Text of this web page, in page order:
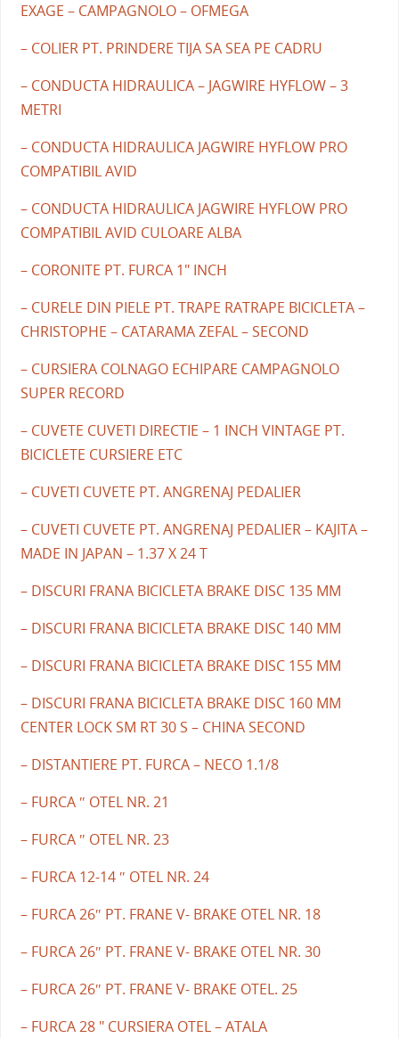
EXAGE – CAMPAGNOLO – OFMEGA
– COLIER PT. PRINDERE TIJA SA SEA PE CADRU
– CONDUCTA HIDRAULICA – JAGWIRE HYFLOW – 3
METRI
– CONDUCTA HIDRAULICA JAGWIRE HYFLOW PRO
COMPATIBIL AVID
– CONDUCTA HIDRAULICA JAGWIRE HYFLOW PRO
COMPATIBIL AVID CULOARE ALBA
– CORONITE PT. FURCA 1" INCH
– CURELE DIN PIELE PT. TRAPE RATRAPE BICICLETA –
CHRISTOPHE – CATARAMA ZEFAL – SECOND
– CURSIERA COLNAGO ECHIPARE CAMPAGNOLO
SUPER RECORD
– CUVETE CUVETI DIRECTIE – 1 INCH VINTAGE PT.
BICICLETE CURSIERE ETC
– CUVETI CUVETE PT. ANGRENAJ PEDALIER
– CUVETI CUVETE PT. ANGRENAJ PEDALIER – KAJITA –
MADE IN JAPAN – 1.37 X 24 T
– DISCURI FRANA BICICLETA BRAKE DISC 135 MM
– DISCURI FRANA BICICLETA BRAKE DISC 140 MM
– DISCURI FRANA BICICLETA BRAKE DISC 155 MM
– DISCURI FRANA BICICLETA BRAKE DISC 160 MM
CENTER LOCK SM RT 30 S – CHINA SECOND
– DISTANTIERE PT. FURCA – NECO 1.1/8
– FURCA ″ OTEL NR. 21
– FURCA ″ OTEL NR. 23
– FURCA 12-14 ″ OTEL NR. 24
– FURCA 26″ PT. FRANE V- BRAKE OTEL NR. 18
– FURCA 26″ PT. FRANE V- BRAKE OTEL NR. 30
– FURCA 26″ PT. FRANE V- BRAKE OTEL. 25
– FURCA 28 " CURSIERA OTEL – ATALA